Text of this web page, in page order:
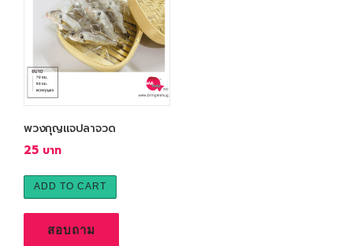
พวงกุญแจปลาจวด
25
ADD TO CART
สอบถาม